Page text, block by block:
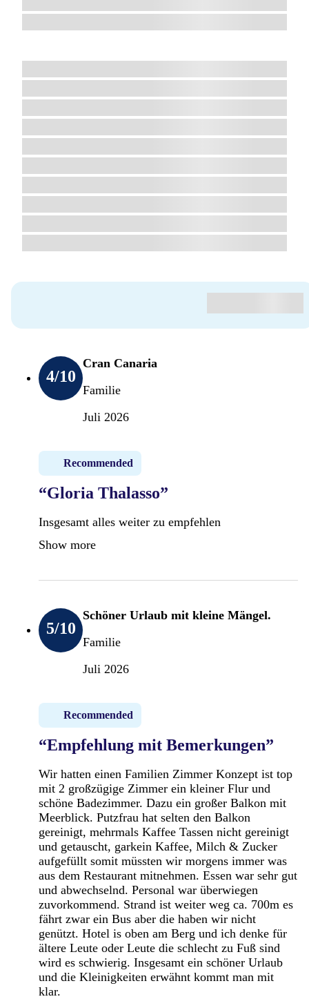
4/10
Cran Canaria
Familie
Juli 2026
Recommended
“Gloria Thalasso”
Insgesamt alles weiter zu empfehlen
Show more
5/10
Schöner Urlaub mit kleine Mängel.
Familie
Juli 2026
Recommended
“Empfehlung mit Bemerkungen”
Wir hatten einen Familien Zimmer Konzept ist top
mit 2 großzügige Zimmer ein kleiner Flur und
schöne Badezimmer. Dazu ein großer Balkon mit
Meerblick. Putzfrau hat selten den Balkon
gereinigt, mehrmals Kaffee Tassen nicht gereinigt
und getauscht, garkein Kaffee, Milch & Zucker
aufgefüllt somit müssten wir morgens immer was
aus dem Restaurant mitnehmen. Essen war sehr gut
und abwechselnd. Personal war überwiegen
zuvorkommend. Strand ist weiter weg ca. 700m es
fährt zwar ein Bus aber die haben wir nicht
genützt. Hotel is oben am Berg und ich denke für
ältere Leute oder Leute die schlecht zu Fuß sind
wird es schwierig. Insgesamt ein schöner Urlaub
und die Kleinigkeiten erwähnt kommt man mit
klar.